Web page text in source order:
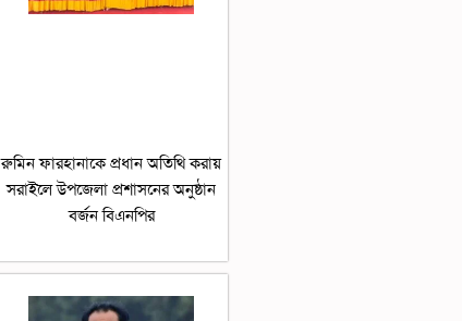
রুমিন ফারহানাকে প্রধান অতিথি করায়
সরাইলে উপজেলা প্রশাসনের অনুষ্ঠান
বর্জন বিএনপির